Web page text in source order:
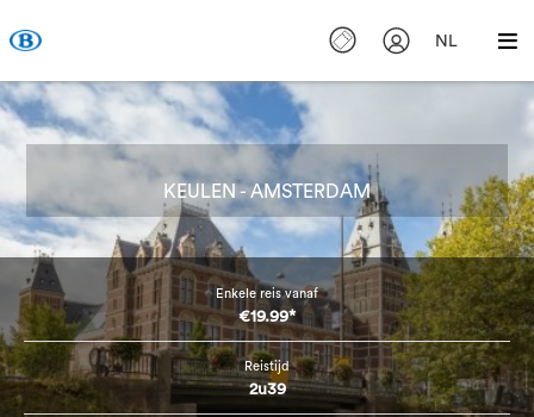
NL
KEULEN - AMSTERDAM
Enkele reis vanaf
€19.99*
Reistijd
2u39